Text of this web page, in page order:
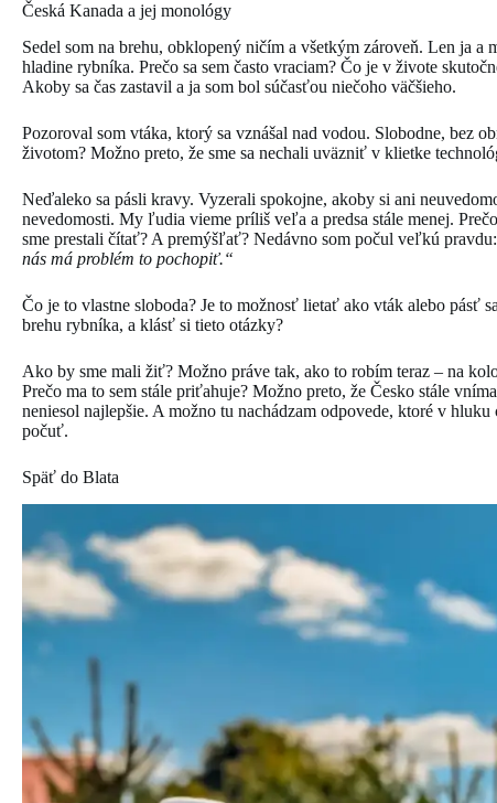
Česká Kanada a jej monológy
Sedel som na brehu, obklopený ničím a všetkým zároveň. Len ja
hladine rybníka. Prečo sa sem často vraciam? Čo je v živote
Akoby sa čas zastavil a ja som bol súčasťou niečoho väčšieho.
Pozoroval som vtáka, ktorý sa vznášal nad vodou. Slobodne, bez
životom? Možno preto, že sme sa nechali uväzniť v klietke
Neďaleko sa pásli kravy. Vyzerali spokojne, akoby si ani
nevedomosti. My ľudia vieme príliš veľa a predsa stále menej.
sme prestali čítať? A premýšľať? Nedávno som počul veľkú pravdu:
nás má problém to pochopiť.“
Čo je to vlastne sloboda? Je to možnosť lietať ako vták alebo pásť
brehu rybníka, a klásť si tieto otázky?
Ako by sme mali žiť? Možno práve tak, ako to robím teraz – na
Prečo ma to sem stále priťahuje? Možno preto, že Česko stále
neniesol najlepšie. A možno tu nachádzam odpovede, ktoré v
počuť.
Späť do Blata